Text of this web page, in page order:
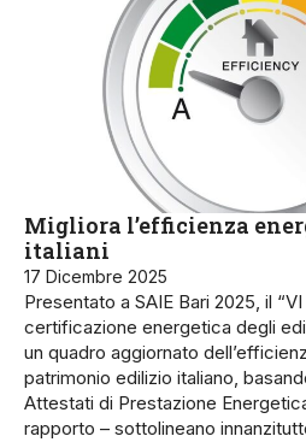
Migliora l’efficienza
italiani
17 Dicembre 2025
Presentato a SAIE Bari 2025, il
certificazione energetica degli
un quadro aggiornato
patrimonio edilizio italiano,
Attestati di Prestazione
rapporto – sottolineano